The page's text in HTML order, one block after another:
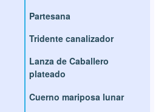
Partesana
Tridente canalizador
Lanza de Caballero
plateado
Cuerno mariposa lunar